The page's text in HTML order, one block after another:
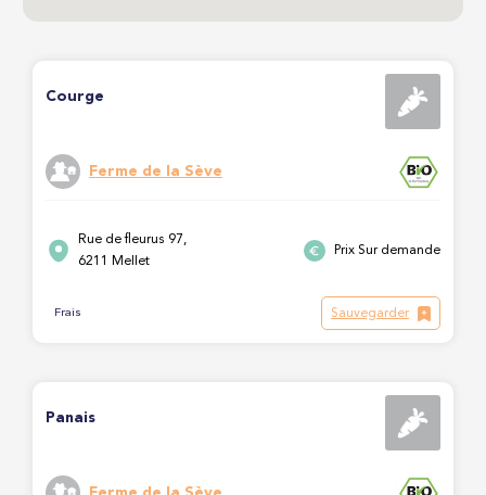
Courge
Ferme de la Sève
Rue de fleurus 97,
6211 Mellet
Prix Sur demande
Frais Sauvegarder
Panais